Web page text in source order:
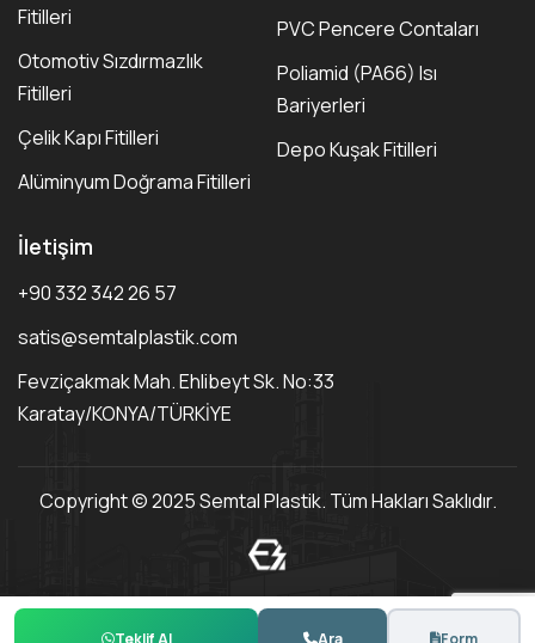
Teklif Al Ara Form
Fitilleri
Otomotiv Sızdırmazlık
Fitilleri
Çelik Kapı Fitilleri
Alüminyum Doğrama Fitilleri
PVC Pencere Contaları
Poliamid (PA66) Isı
Bariyerleri
Depo Kuşak Fitilleri
İletişim
+90 332 342 26 57
satis@semtalplastik.com
Fevziçakmak Mah. Ehlibeyt Sk. No:33
Karatay/KONYA/TÜRKİYE
Copyright © 2025 Semtal Plastik. Tüm Hakları Saklıdır.